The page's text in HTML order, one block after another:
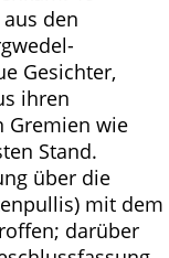
den
Gesichter,
ihren
Gremien wie
Stand.
über die
mit dem
darüber